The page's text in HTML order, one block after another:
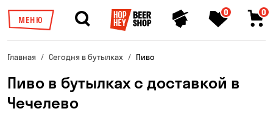
МЕНЮ
0 0
Главная Сегодня в бутылках Пиво
Пиво в бутылках с доставкой в
Чечелево